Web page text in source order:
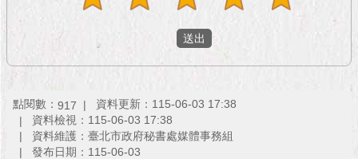
點閱數： 917
資料更新：115-06-03 17:38
資料檢視：115-06-03 17:38
資料維護：臺北市政府秘書處媒體事務組
發布日期：115-06-03